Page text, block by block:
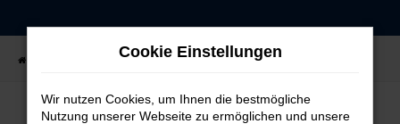
Zum
springen
Fahrzeugangebote Fahrzeug-Showroom
Cookie Einstellungen
Wir nutzen Cookies, um Ihnen die bestmögliche
Nutzung unserer Webseite zu ermöglichen und unsere